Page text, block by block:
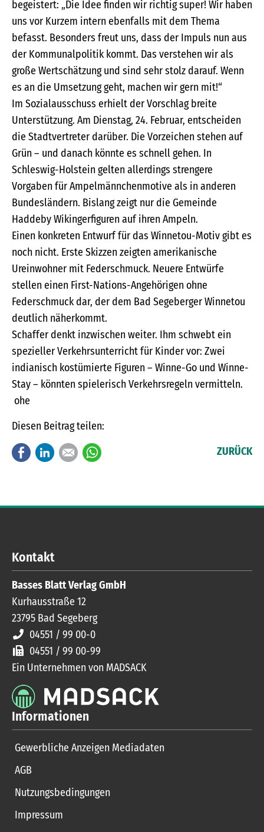
begeistert: „Die Idee finden wir richtig super! Wir haben
uns vor Kurzem intern ebenfalls mit dem Thema
befasst. Besonders freut uns, dass der Impuls nun aus
der Kommunalpolitik kommt. Das verstehen wir als
große Wertschätzung und sind sehr stolz darauf. Wenn
es an die Umsetzung geht, machen wir gern mit!“
Im Sozialausschuss erhielt der Vorschlag breite
Unterstützung. Am Dienstag, 24. Februar, entscheiden
die Stadtvertreter darüber. Die Vorzeichen stehen auf
Grün – und danach könnte es schnell gehen. In
Schleswig-Holstein gelten allerdings strengere
Vorgaben für Ampelmännchenmotive als in anderen
Bundesländern. Bislang zeigt nur die Gemeinde
Haddeby Wikingerfiguren auf ihren Ampeln.
Einen konkreten Entwurf für das Winnetou-Motiv gibt es
noch nicht. Erste Skizzen zeigten amerikanische
Ureinwohner mit Federschmuck. Neuere Entwürfe
stellen einen First-Nations-Angehörigen ohne
Federschmuck dar, der dem Bad Segeberger Winnetou
deutlich näherkommt.
Schaffer denkt inzwischen weiter. Ihm schwebt ein
spezieller Verkehrsunterricht für Kinder vor: Zwei
indianisch kostümierte Figuren – Winne-Go und Winne-
Stay – könnten spielerisch Verkehrsregeln vermitteln.
ohe
Diesen Beitrag teilen:
FacebookLinkedInE-mail ZURÜCK
Kontakt
Basses Blatt Verlag GmbH
Kurhausstraße 12
23795 Bad Segeberg
04551 / 99 00-0
04551 / 99 00-99
Ein Unternehmen von MADSACK
Informationen
Gewerbliche Anzeigen Mediadaten
AGB
Nutzungsbedingungen
Impressum